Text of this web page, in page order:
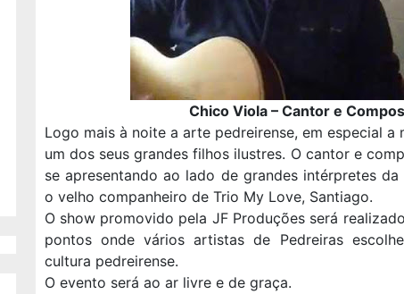
Chico Viola – Cantor e
Logo mais à noite a arte pedreirense, em especial a
um dos seus grandes filhos ilustres. O cantor e
se apresentando ao lado de grandes intérpretes
o velho companheiro de Trio My Love, Santiago.
O show promovido pela JF Produções será
pontos onde vários artistas de Pedreiras
cultura pedreirense.
O evento será ao ar livre e de graça.